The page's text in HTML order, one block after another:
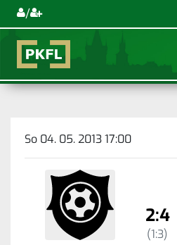
/
So 04. 05. 2013 17:00
2:4
(1:3)